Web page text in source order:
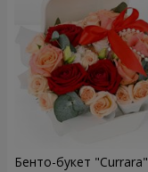
Бенто-букет "Currara"